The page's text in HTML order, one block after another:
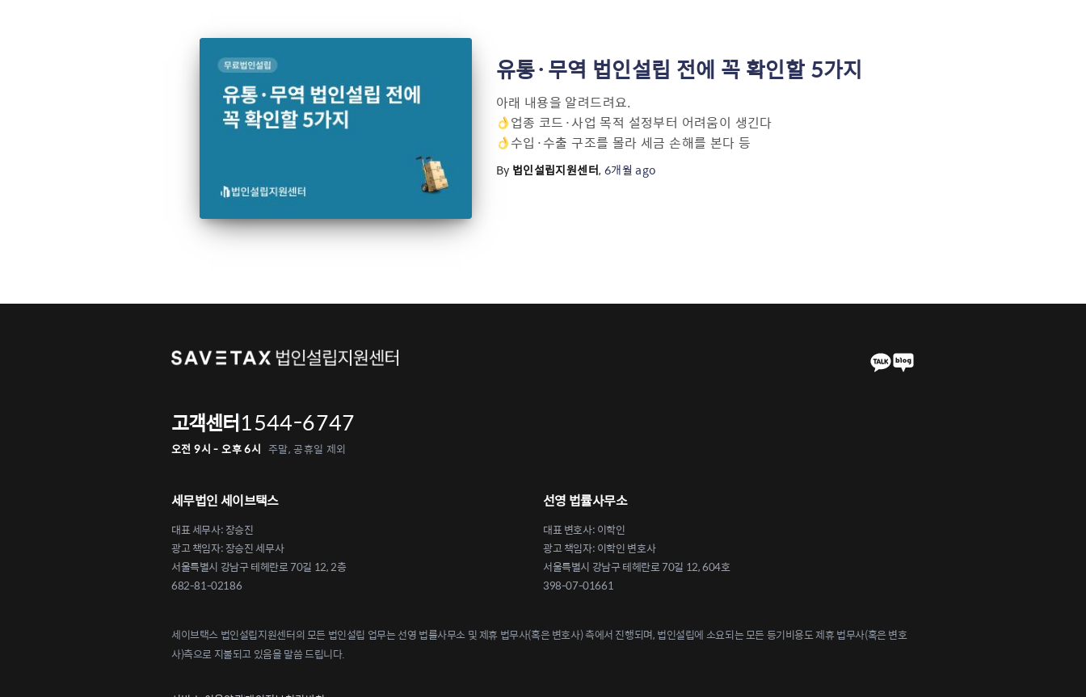
유통·무역 법인설립 전에 꼭 확인할 5가지
아래 내용을 알려드려요.
업종 코드·사업 목적 설정부터 어려움이 생긴다
수입·수출 구조를 몰라 세금 손해를 본다 등
By 법인설립지원센터, 6개월 ago
고객센터1544-6747
오전 9시 - 오후 6시 주말, 공휴일 제외
세무법인 세이브택스
대표 세무사: 장승진
광고 책임자: 장승진 세무사
서울특별시 강남구 테헤란로 70길 12, 2층
682-81-02186
선영 법률사무소
대표 변호사: 이학인
광고 책임자: 이학인 변호사
서울특별시 강남구 테헤란로 70길 12, 604호
398-07-01661
세이브택스 법인설립지원센터의 모든 법인설립 업무는 선영 법률사무소 및 제휴 법무사(혹은 변호사) 측에서 진행되며, 법인설립에 소요되는 모든 등기비용도 제휴 법무사(혹은 변호
사)측으로 지불되고 있음을 말씀 드립니다.